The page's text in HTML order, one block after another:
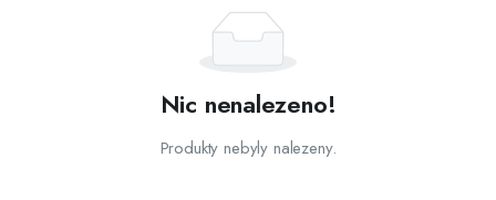
Nic nenalezeno!
Produkty nebyly nalezeny.